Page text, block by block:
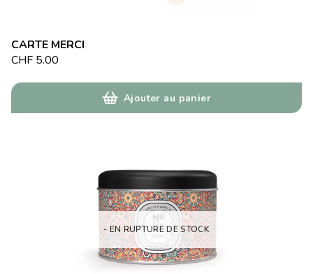
CARTE MERCI
CHF 5.00
Ajouter au panier
- EN RUPTURE DE STOCK